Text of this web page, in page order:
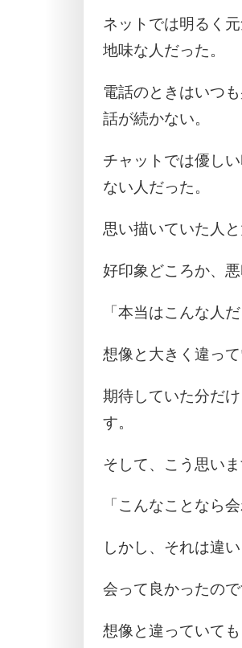
ネットでは明るく
地味な人だった。
電話のときはいつ
話が続かない。
チャットでは優し
ない人だった。
思い描いていた人
好印象どころか、
「本当はこんな人
想像と大きく違っ
期待していた分だ
す。
そして、こう思いま
「こんなことなら
しかし、それは違い
会って良かったので
想像と違っていて